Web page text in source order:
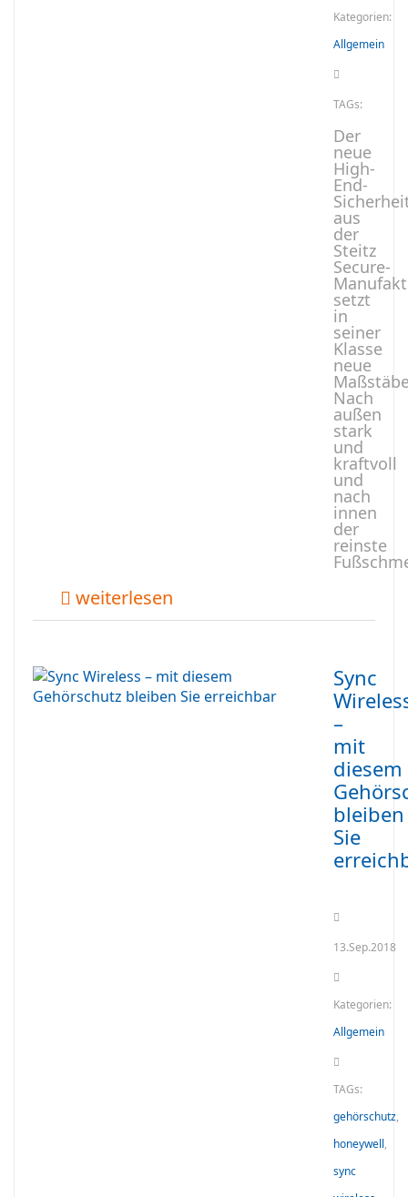
Kategorien:
Allgemein
TAGs:
Der
neue
High-
End-
aus
der
Steitz
Secure-
setzt
in
seiner
Klasse
neue
Nach
außen
stark
und
kraftvoll
und
nach
innen
der
reinste
weiterlesen
Sync
–
mit
diesem
bleiben
Sie
13.Sep.2018
Kategorien:
Allgemein
TAGs:
gehörschutz,
honeywell,
sync